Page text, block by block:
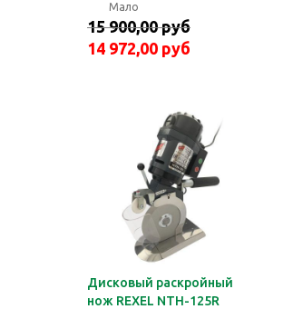
Мало
15 900,00 руб
14 972,00 руб
Дисковый раскройный
нож REXEL NTH-125R